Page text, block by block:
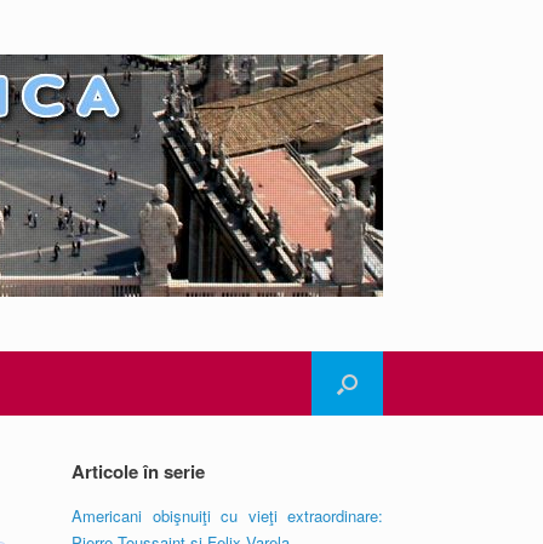
Articole în serie
Americani obişnuiţi cu vieţi extraordinare: